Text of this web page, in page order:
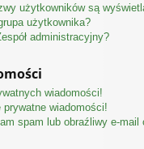
użytkowników są
użytkownika?
administracyjny?
wiadomości!
wiadomości!
spam lub obraźliwy e-